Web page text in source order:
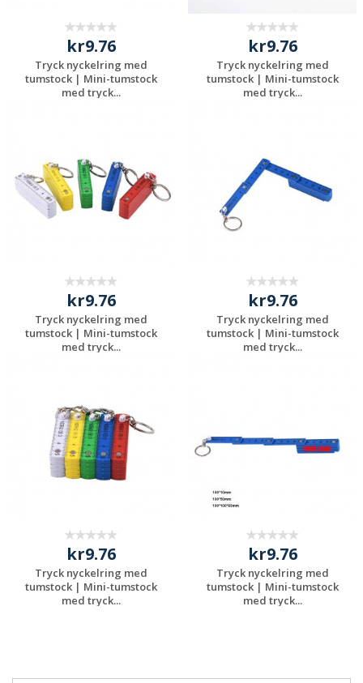
kr9.76
Tryck nyckelring med
tumstock | Mini-tumstock
med tryck...
kr9.76
Tryck nyckelring med
tumstock | Mini-tumstock
med tryck...
kr9.76
Tryck nyckelring med
tumstock | Mini-tumstock
med tryck...
kr9.76
Tryck nyckelring med
tumstock | Mini-tumstock
med tryck...
kr9.76
Tryck nyckelring med
tumstock | Mini-tumstock
med tryck...
kr9.76
Tryck nyckelring med
tumstock | Mini-tumstock
med tryck...